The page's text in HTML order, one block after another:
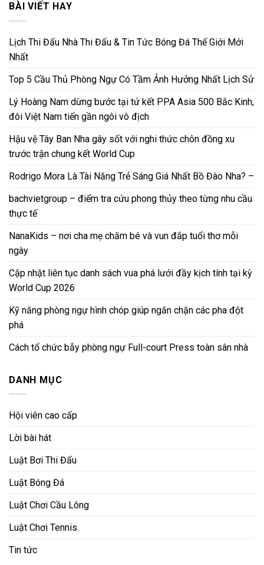
BÀI VIẾT HAY
Lịch Thi Đấu Nhà Thi Đấu & Tin Tức Bóng Đá Thế Giới Mới
Nhất
Top 5 Cầu Thủ Phòng Ngự Có Tầm Ảnh Hưởng Nhất Lịch Sử
Lý Hoàng Nam dừng bước tại tứ kết PPA Asia 500 Bắc Kinh,
đôi Việt Nam tiến gần ngôi vô địch
Hậu vệ Tây Ban Nha gây sốt với nghi thức chôn đồng xu
trước trận chung kết World Cup
Rodrigo Mora Là Tài Năng Trẻ Sáng Giá Nhất Bồ Đào Nha? –
bachvietgroup – điểm tra cứu phong thủy theo từng nhu cầu
thực tế
NanaKids – nơi cha mẹ chăm bé và vun đắp tuổi thơ mỗi
ngày
Cập nhật liên tục danh sách vua phá lưới đầy kịch tính tại kỳ
World Cup 2026
Kỹ năng phòng ngự hình chóp giúp ngăn chặn các pha đột
phá
Cách tổ chức bẫy phòng ngự Full-court Press toàn sân nhà
DANH MỤC
Hội viên cao cấp
Lời bài hát
Luật Bơi Thi Đấu
Luật Bóng Đá
Luật Chơi Cầu Lông
Luật Chơi Tennis
Tin tức